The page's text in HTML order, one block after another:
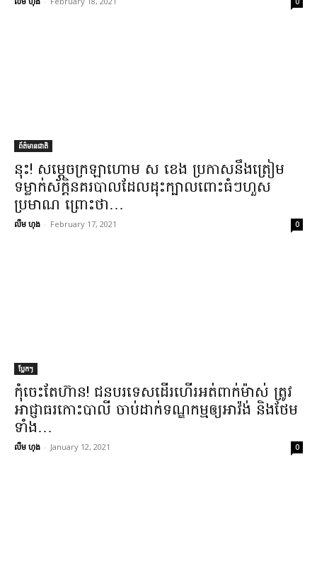
ព័ត៌មានជាតិ
នុះ​! សម្តេច​ក្រឡាហោម ស ខេង ប្រកាស​នឹង​ត្រៀម​
ទម្លាក់​ស័ក្តិ​នគរបាល​ដែល​ដុះ​ក្បាល​ពោះធំៗ​ហួស
ប្រមាណ ព្រោះថា​…
លឹម ហុង - February 17, 2021 0
ប្លែកៗ
កុំ​ចេះតែ​ហ៊ាន​! ជនបរទេស​ដើរហើរ​អត់​ពាក់​ម៉ាស់ ត្រូវ​
អាជ្ញាធរ​កោះ​បាលី ចាប់​ដាក់ទណ្ឌកម្ម​ឲ្យ​អា​វ៉ង់ និង​ថែម
ទាំង​…
លឹម ហុង - January 12, 2021 0